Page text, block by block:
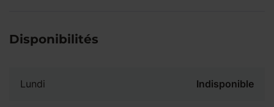
Disponibilités
Lundi Indisponible